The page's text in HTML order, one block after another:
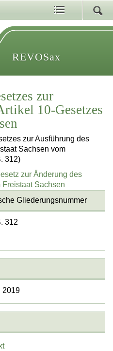
REVOSax
zur
10-Gesetzes
zur Ausführung des
Sachsen vom
312)
zur Änderung des
Sachsen
Gliederungsnummer
312
2019